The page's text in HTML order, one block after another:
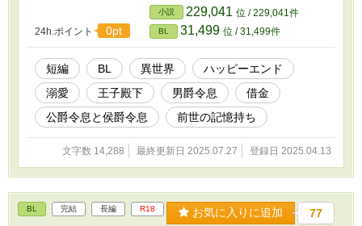
れる】 気がつくと、目の前には知らない男性が
いて、何故か裸で抱き合っていた──「ねぇ、思
い出した？」知らない男性の言葉に戸惑いなが
らも、何も思い出せなかった僕は、これは夢な
のだろうと思い至った。でも結局は、夢でも何
でもなくて？！ ※には、R-18の内容が含まれて
おります。
24h.ポイント 0pt
小説 229,041 位 / 229,041件
BL 31,499 位 / 31,499件
短編 BL 異世界
ハッピーエンド
溺愛
王子殿下 男爵令息
借金
公爵令息と侯爵令息
前世の記憶持ち
文字数 14,288 最終更新日 2025.07.27 登録日 2025.04.13
BL 完結 長編 R18 お気に入りに追加 77